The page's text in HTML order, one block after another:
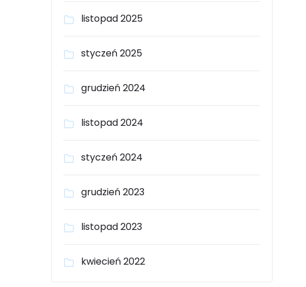
listopad 2025
styczeń 2025
grudzień 2024
listopad 2024
styczeń 2024
grudzień 2023
listopad 2023
kwiecień 2022